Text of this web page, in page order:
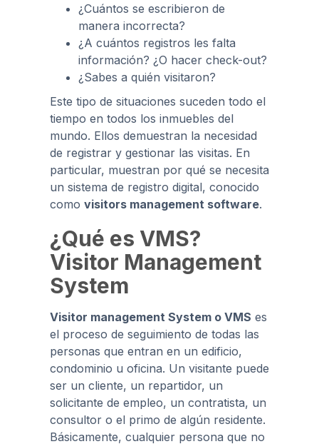
¿Cuántos se escribieron de
manera incorrecta?
¿A cuántos registros les falta
información? ¿O hacer check-out?
¿Sabes a quién visitaron?
Este tipo de situaciones suceden todo el
tiempo en todos los inmuebles del
mundo. Ellos demuestran la necesidad
de registrar y gestionar las visitas. En
particular, muestran por qué se necesita
un sistema de registro digital, conocido
como visitors management software.
¿Qué es VMS?
Visitor Management
System
Visitor management System o VMS es
el proceso de seguimiento de todas las
personas que entran en un edificio,
condominio u oficina. Un visitante puede
ser un cliente, un repartidor, un
solicitante de empleo, un contratista, un
consultor o el primo de algún residente.
Básicamente, cualquier persona que no